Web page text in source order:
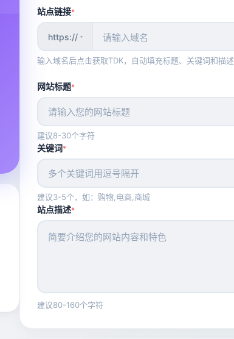
站点链接*
https:// ▾
输入域名后点击获取TDK，自动填充标题、关键词和描述
网站标题*
建议8-30个字符
关键词*
建议3-5个，如：购物,电商,商城
站点描述*
建议80-160个字符